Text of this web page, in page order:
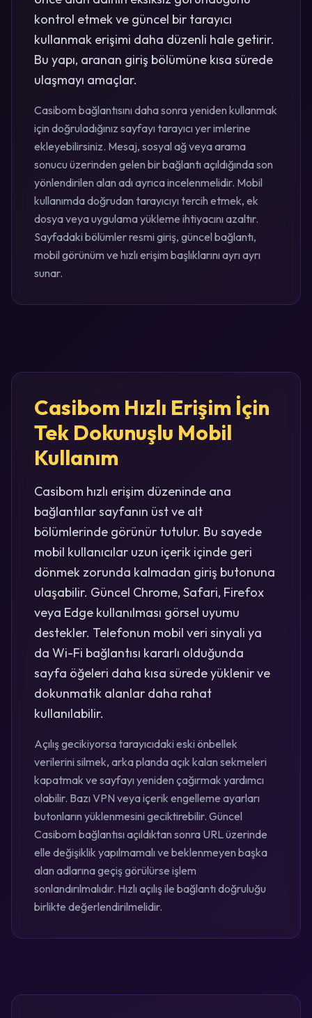
kontrol etmek ve güncel bir tarayıcı
kullanmak erişimi daha düzenli hale getirir.
Bu yapı, aranan giriş bölümüne kısa sürede
ulaşmayı amaçlar.
Casibom bağlantısını daha sonra yeniden kullanmak
için doğruladığınız sayfayı tarayıcı yer imlerine
ekleyebilirsiniz. Mesaj, sosyal ağ veya arama
sonucu üzerinden gelen bir bağlantı açıldığında son
yönlendirilen alan adı ayrıca incelenmelidir. Mobil
kullanımda doğrudan tarayıcıyı tercih etmek, ek
dosya veya uygulama yükleme ihtiyacını azaltır.
Sayfadaki bölümler resmi giriş, güncel bağlantı,
mobil görünüm ve hızlı erişim başlıklarını ayrı ayrı
sunar.
Casibom Hızlı Erişim İçin
Tek Dokunuşlu Mobil
Kullanım
Casibom hızlı erişim düzeninde ana
bağlantılar sayfanın üst ve alt
bölümlerinde görünür tutulur. Bu sayede
mobil kullanıcılar uzun içerik içinde geri
dönmek zorunda kalmadan giriş butonuna
ulaşabilir. Güncel Chrome, Safari, Firefox
veya Edge kullanılması görsel uyumu
destekler. Telefonun mobil veri sinyali ya
da Wi-Fi bağlantısı kararlı olduğunda
sayfa öğeleri daha kısa sürede yüklenir ve
dokunmatik alanlar daha rahat
kullanılabilir.
Açılış gecikiyorsa tarayıcıdaki eski önbellek
verilerini silmek, arka planda açık kalan sekmeleri
kapatmak ve sayfayı yeniden çağırmak yardımcı
olabilir. Bazı VPN veya içerik engelleme ayarları
butonların yüklenmesini geciktirebilir. Güncel
Casibom bağlantısı açıldıktan sonra URL üzerinde
elle değişiklik yapılmamalı ve beklenmeyen başka
alan adlarına geçiş görülürse işlem
sonlandırılmalıdır. Hızlı açılış ile bağlantı doğruluğu
birlikte değerlendirilmelidir.